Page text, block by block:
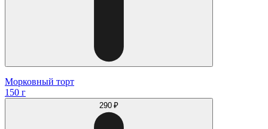
Морковный торт
150 г
290 ₽